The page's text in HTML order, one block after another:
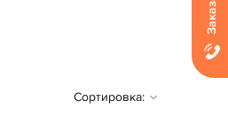
Сортировка: